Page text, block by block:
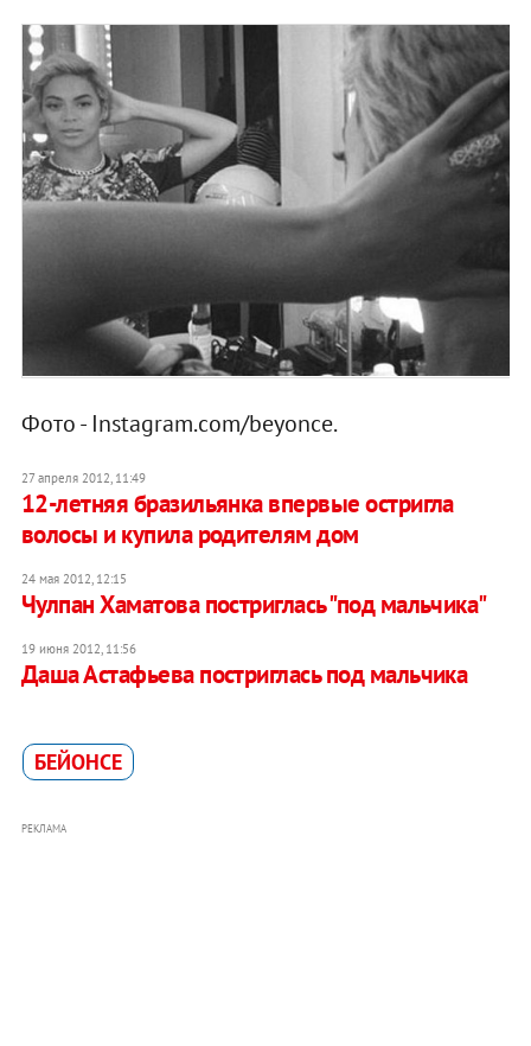
Фото - Instagram.com/beyonce.
27 апреля 2012, 11:49
12-летняя бразильянка впервые остригла
волосы и купила родителям дом
24 мая 2012, 12:15
Чулпан Хаматова постриглась "под мальчика"
19 июня 2012, 11:56
Даша Астафьева постриглась под мальчика
БЕЙОНСЕ
РЕКЛАМА